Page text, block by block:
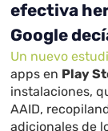
efectiva
Google
Un nuevo
apps en Play
instalaciones,
AAID,
adicionales de